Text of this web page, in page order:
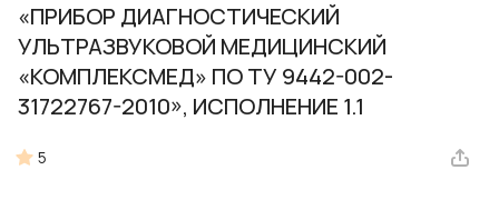
«ПРИБОР ДИАГНОСТИЧЕСКИЙ
УЛЬТРАЗВУКОВОЙ МЕДИЦИНСКИЙ
«КОМПЛЕКСМЕД» ПО ТУ 9442-002-
31722767-2010», ИСПОЛНЕНИЕ 1.1
5